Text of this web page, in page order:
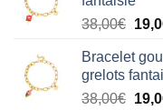
était :
38,00€ Le
était
Bracelet
grelots
38,00€ Le